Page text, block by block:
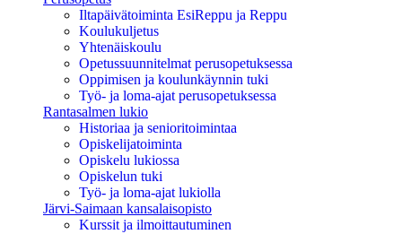
Iltapäivätoiminta EsiReppu ja Reppu
Koulukuljetus
Yhtenäiskoulu
Opetussuunnitelmat perusopetuksessa
Oppimisen ja koulunkäynnin tuki
Työ- ja loma-ajat perusopetuksessa
Rantasalmen lukio
Historiaa ja senioritoimintaa
Opiskelijatoiminta
Opiskelu lukiossa
Opiskelun tuki
Työ- ja loma-ajat lukiolla
Järvi-Saimaan kansalaisopisto
Kurssit ja ilmoittautuminen